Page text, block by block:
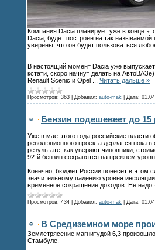
Компания Dacia планирует уже в конце
Dacia, будет построен на так
уверены, что он будет пользоваться
В настоящий момент Dacia уже
кстати, скоро начнут делать на
Renault Scenic и Opel
Читать дальше »
Просмотров: 363 Добавил: auto-mak Дата:
Бензин подешевеет до 15
Уже в мае этого года российские
революционного проекта держатся пока
результате, как уверяют чиновники,
92-й бензин сохранятся на прежнем
Конечно, бюджет России понесет в этом
значительному падению уровня
временное сокращение доходов. Не надо
Просмотров: 434 Добавил: auto-mak Дата:
В Средиземном море
Землетрясение магнитудой 6,3
Стамбуле.